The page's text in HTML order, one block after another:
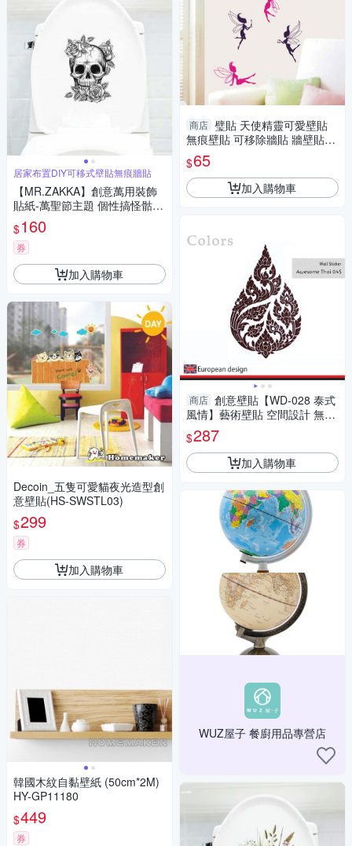
居家布置DIY可移式壁貼無痕牆貼
【MR.ZAKKA】創意萬用裝飾
貼紙-萬聖節主題 個性搞怪骷髏
頭 D款 居家布置 DIY可移式壁
貼 無痕壁貼 牆貼
$160
券
加入購物車
Decoin_五隻可愛貓夜光造型創
意壁貼(HS-SWSTL03)
$299
券
加入購物車
韓國木紋自黏壁紙 (50cm*2M)
HY-GP11180
$449
券
商店 璧貼 天使精靈可愛壁貼
無痕壁貼 可移除牆貼 牆壁貼紙
兒童房佈置 Loxin
$65
加入購物車
商店 創意壁貼【WD-028 泰式
風情】藝術壁貼 空間設計 無毒
無痕 窗貼 創意壁貼 英國設計
現貨供應
$287
加入購物車
WUZ屋子 餐廚用品專營店